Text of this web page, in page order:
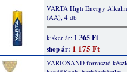
VARTA High Energy
(AA), 4 db
kisker ár: 1 365 Ft
shop ár: 1 175 Ft
VARIOSAND forrasztó